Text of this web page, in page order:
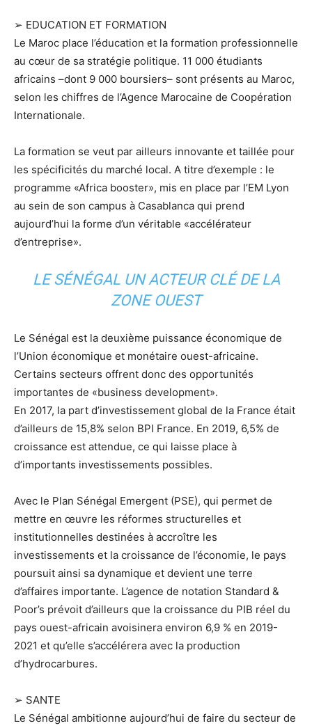
➢ EDUCATION ET FORMATION
Le Maroc place l’éducation et la formation professionnelle
au cœur de sa stratégie politique. 11 000 étudiants
africains –dont 9 000 boursiers– sont présents au Maroc,
selon les chiffres de l’Agence Marocaine de Coopération
Internationale.
La formation se veut par ailleurs innovante et taillée pour
les spécificités du marché local. A titre d’exemple : le
programme «Africa booster», mis en place par l’EM Lyon
au sein de son campus à Casablanca qui prend
aujourd’hui la forme d’un véritable «accélérateur
d’entreprise».
LE SÉNÉGAL UN ACTEUR CLÉ DE LA
ZONE OUEST
Le Sénégal est la deuxième puissance économique de
l’Union économique et monétaire ouest-africaine.
Certains secteurs offrent donc des opportunités
importantes de «business development».
En 2017, la part d’investissement global de la France était
d’ailleurs de 15,8% selon BPI France. En 2019, 6,5% de
croissance est attendue, ce qui laisse place à
d’importants investissements possibles.
Avec le Plan Sénégal Emergent (PSE), qui permet de
mettre en œuvre les réformes structurelles et
institutionnelles destinées à accroître les
investissements et la croissance de l’économie, le pays
poursuit ainsi sa dynamique et devient une terre
d’affaires importante. L’agence de notation Standard &
Poor’s prévoit d’ailleurs que la croissance du PIB réel du
pays ouest-africain avoisinera environ 6,9 % en 2019-
2021 et qu’elle s’accélérera avec la production
d’hydrocarbures.
➢ SANTE
Le Sénégal ambitionne aujourd’hui de faire du secteur de